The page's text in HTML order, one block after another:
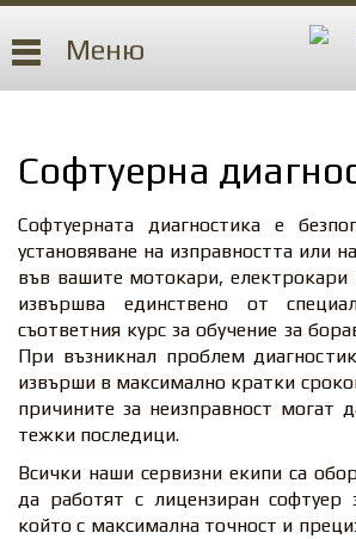
Меню
Софтуерна
Софтуерната диагностика е
установяване на изправността или
във вашите мотокари, електрокари
извършва единствено от
съответния курс за обучение за
При възникнал проблем
извърши в максимално кратки
причините за неизправност могат
тежки последици.
Всички наши сервизни екипи са
да работят с лицензиран софтуер
който с максимална точност и